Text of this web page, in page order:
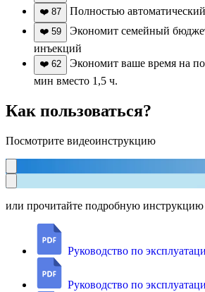
❤️ 87 Полностью автоматический
❤️ 59
Экономит семейный
инъекций
❤️ 62
Экономит ваше время на
мин вместо 1,5 ч.
Как пользоваться?
Посмотрите видеоинструкцию
или прочитайте подробную инструкцию
Руководство по
Руководство по